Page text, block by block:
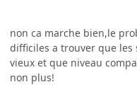
non ca marche bien,le
difficiles a trouver que
vieux et que niveau
non plus!